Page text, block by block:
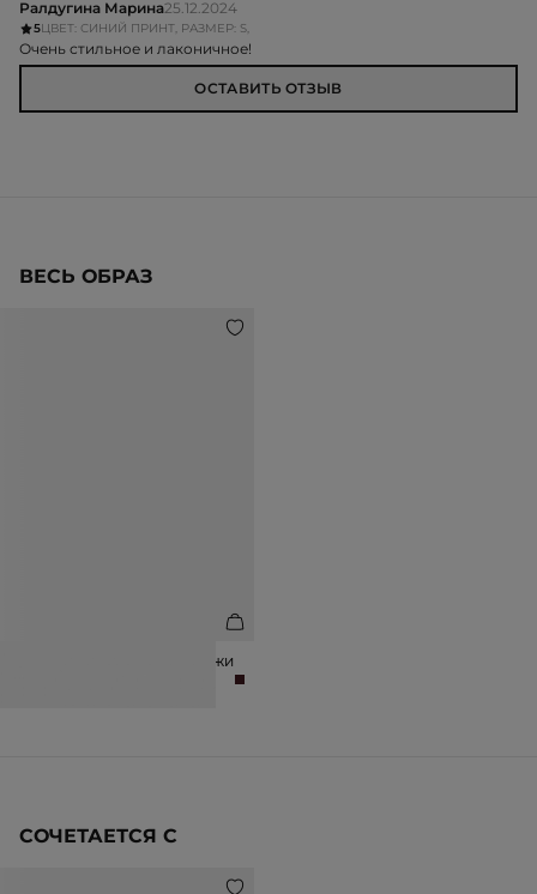
Ралдугина Марина25.12.2024
5ЦВЕТ: СИНИЙ ПРИНТ, РАЗМЕР: S,
Очень стильное и лаконичное!
ОСТАВИТЬ ОТЗЫВ
ВЕСЬ ОБРАЗ
ТУФЛИ ИЗ ЛАКИРОВАННОЙ КОЖИ
СОЧЕТАЕТСЯ С